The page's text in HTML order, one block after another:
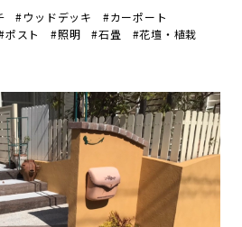
ウッドデッキ
カーポート
ポスト 照明 石畳
花壇・植栽